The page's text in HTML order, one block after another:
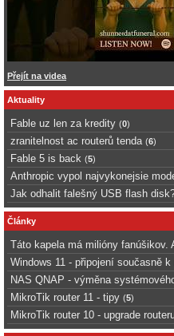
Přejít na videa
Aktuality
Fable uz len za kredity (0)
zranitelnost ac routerů tenda (6)
Fable 5 is back (5)
Anthropic vypol najvykonejsie
Jak odhalit falešný USB flash
Články
Táto kapela má milióny fanúšikov.
Windows 11 - připojení současně
NAS QNAP - výměna
MikroTik router 11 - tipy (5)
MikroTik router 10 - upgrade